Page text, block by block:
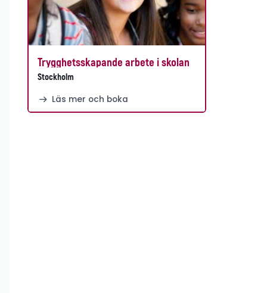
Trygghetsskapande arbete i skolan
Stockholm
Läs mer och boka